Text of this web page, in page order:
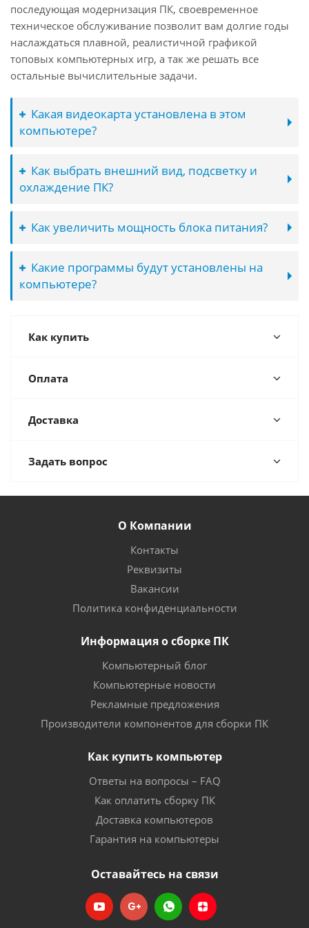
последующая модернизация ПК, своевременное
техническое обслуживание позволит вам долгие годы
наслаждаться плавной, реалистичной графикой
топовых компьютерных игр, а так же решать все
остальные вычислительные задачи.
Какая видеокарта установлена в этом
компьютере?
Как выбрать внешний вид, подсветку и
охлаждение ПК?
Как увеличить мощность блока питания?
Какие программы будут установлены на
компьютере?
Как купить
Оплата
Доставка
Задать вопрос
О Компании
Контакты
Реквизиты
Вакансии
Политика конфиденциальности
Информация о сборке ПК
Компьютерный блог
Компьютерные новости
Рекламные предложения
Производители компонентов для сборки ПК
Как купить компьютер
Ответы на вопросы – FAQ
Как оплатить сборку ПК
Доставка компьютеров
Гарантия на компьютеры
Оставайтесь на связи